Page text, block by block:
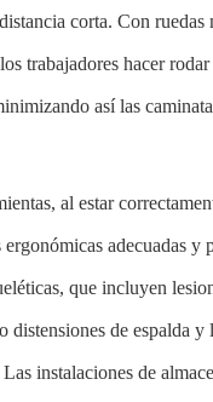
corta. Con ruedas
trabajadores hacer
así las
al estar
adecuadas y
que incluyen
distensiones de espalda y
instalaciones de